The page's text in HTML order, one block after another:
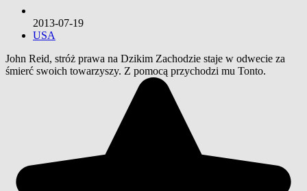
2013-07-19
USA
John Reid, stróż prawa na Dzikim Zachodzie staje w odwecie za
śmierć swoich towarzyszy. Z pomocą przychodzi mu Tonto.